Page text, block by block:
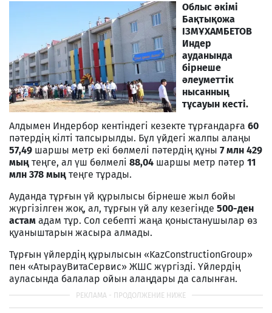
Облыс әкімі
Бақтықожа
ІЗМҰХАМБЕТОВ
Индер
ауданында
бірнеше
әлеуметтік
нысанның
тұсауын кесті.
Алдымен Индербор кентіндегі кезекте тұрғандарға 60
пәтердің кілті тапсырылды. Бұл үйдегі жалпы алаңы
57,49 шаршы метр екі бөлмелі пәтердің құны 7 млн 429
мың теңге, ал үш бөлмелі 88,04 шаршы метр пәтер 11
млн 378 мың теңге тұрады.
Ауданда тұрғын үй құрылысы бірнеше жыл бойы
жүргізілген жоқ, ал, тұрғын үй алу кезегінде 500-ден
астам адам тұр. Сол себепті жаңа қоныстанушылар өз
қуаныштарын жасыра алмады.
Тұрғын үйлердің құрылысын «KazConstructionGroup»
пен «АтырауВитаСервис» ЖШС жүргізді. Үйлердің
ауласында балалар ойын алаңдары да салынған.